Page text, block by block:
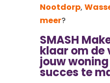
Nootdorp,
meer?
SMASH
klaar om de
jouw
succes te